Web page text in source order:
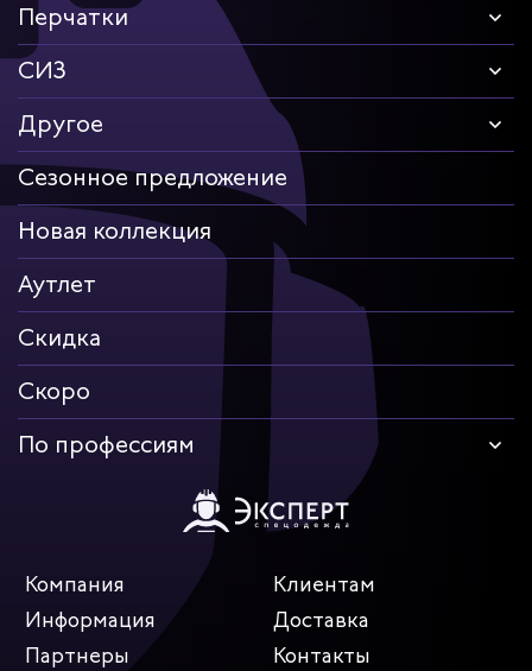
Перчатки
СИЗ
Другое
Сезонное предложение
Новая коллекция
Аутлет
Скидка
Скоро
По профессиям
Компания
Клиентам
Информация
Доставка
Партнеры
Контакты